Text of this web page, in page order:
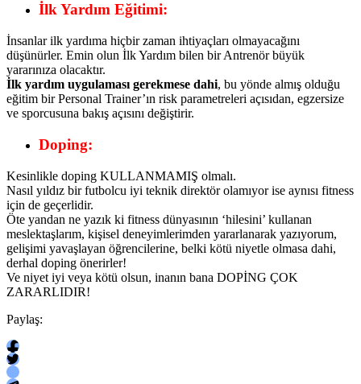
İlk Yardım Eğitimi:
İnsanlar ilk yardıma hiçbir zaman ihtiyaçları olmayacağını
düşünürler. Emin olun İlk Yardım bilen bir Antrenör büyük
yararınıza olacaktır.
İlk yardım uygulaması gerekmese dahi, bu yönde almış olduğu
eğitim bir Personal Trainer’ın risk parametreleri açısıdan, egzersize
ve sporcusuna bakış açısını değiştirir.
Doping:
Kesinlikle doping KULLANMAMIŞ olmalı.
Nasıl yıldız bir futbolcu iyi teknik direktör olamıyor ise aynısı fitness
için de geçerlidir.
Öte yandan ne yazık ki fitness dünyasının ‘hilesini’ kullanan
meslektaşlarım, kişisel deneyimlerimden yararlanarak yazıyorum,
gelişimi yavaşlayan öğrencilerine, belki kötü niyetle olmasa dahi,
derhal doping önerirler!
Ve niyet iyi veya kötü olsun, inanın bana DOPİNG ÇOK
ZARARLIDIR!
Paylaş: